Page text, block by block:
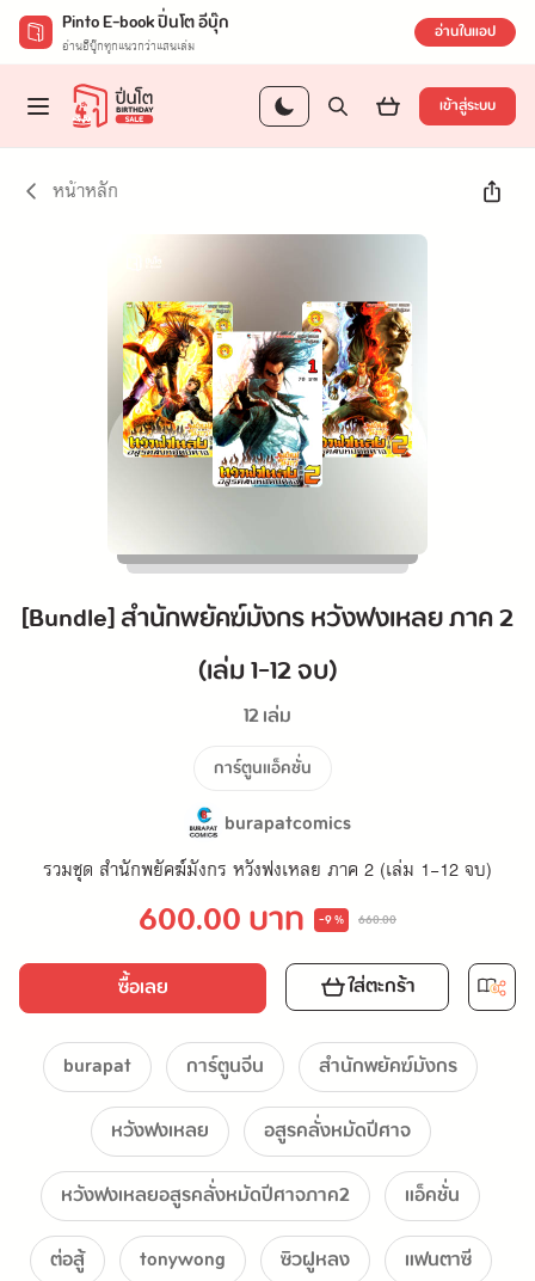
Pinto E-book ปิ่นโต อีบุ๊ก
อ่านอีบุ๊กทุกแนวกว่าแสนเล่ม อ่านในแอป
เข้าสู่ระบบ
หน้าหลัก
[Bundle] สำนักพยัคฆ์มังกร หวังฟงเหลย ภาค 2
(เล่ม 1-12 จบ)
12 เล่ม
การ์ตูนแอ็คชั่น
burapatcomics
รวมชุด สำนักพยัคฆ์มังกร หวังฟงเหลย ภาค 2 (เล่ม 1-12 จบ)
600.00 บาท -9 % 660.00
ซื้อเลย ใส่ตะกร้า
burapat การ์ตูนจีน
สำนักพยัคฆ์มังกร
หวังฟงเหลย
อสูรคลั่งหมัดปีศาจ
หวังฟงเหลยอสูรคลั่งหมัดปีศาจภาค2
แอ็คชั่น
ต่อสู้
tonywong ซิวฝูหลง แฟนตาซี